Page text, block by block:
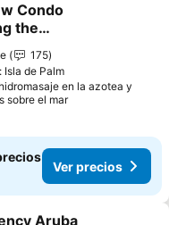
a favoritos
Condo
the
at Harbour
175
Isla de Palm
en la azotea y
sobre el mar
Ver precios
Aruba